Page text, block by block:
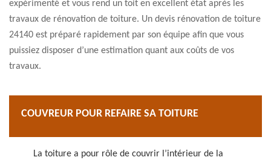
expérimenté et vous rend un toit en excellent état après les
travaux de rénovation de toiture. Un devis rénovation de toiture
24140 est préparé rapidement par son équipe afin que vous
puissiez disposer d’une estimation quant aux coûts de vos
travaux.
COUVREUR POUR REFAIRE SA TOITURE
La toiture a pour rôle de couvrir l’intérieur de la